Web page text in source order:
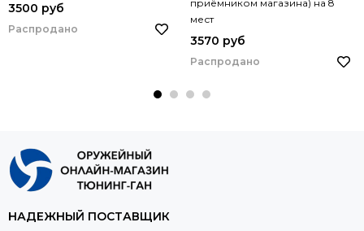
3500 руб
Распродано
приёмником магазина) на 8
мест
3570 руб
Распродано
НАДЕЖНЫЙ ПОСТАВЩИК